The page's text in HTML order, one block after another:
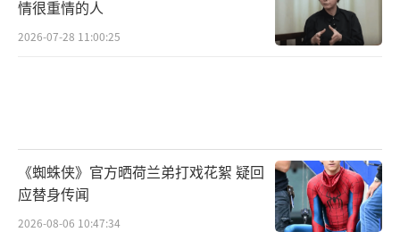
情很重情的人
2026-07-28 11:00:25
《蜘蛛侠》官方晒荷兰弟打戏花絮 疑回
应替身传闻
2026-08-06 10:47:34